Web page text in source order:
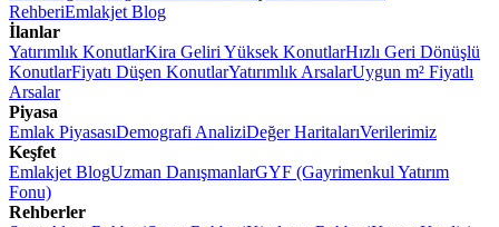
RehberiEmlakjet Blog
İlanlar
Yatırımlık KonutlarKira Geliri Yüksek KonutlarHızlı Geri Dönüşlü
KonutlarFiyatı Düşen KonutlarYatırımlık ArsalarUygun m² Fiyatlı
Arsalar
Piyasa
Emlak PiyasasıDemografi AnaliziDeğer HaritalarıVerilerimiz
Keşfet
Emlakjet BlogUzman DanışmanlarGYF (Gayrimenkul Yatırım
Fonu)
Rehberler